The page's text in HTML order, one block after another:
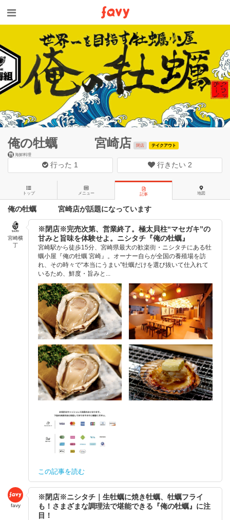
俺の牡蠣 宮崎店 閉店
テイクアウト
海鮮料理
行った 1 行きたい 2
トップ メニュー 記事 地図
俺の牡蠣 宮崎店が話題になっています
宮崎横
丁
※閉店※完売次第、営業終了。極太貝柱“マセガキ”の
甘みと旨味を体験せよ。ニシタチ『俺の牡蠣』
宮崎駅から徒歩15分、宮崎県最大の歓楽街・ニシタチにある牡
蠣小屋『俺の牡蠣 宮崎』。オーナー自らが全国の養殖場を訪
れ、その時々で“本当にうまい”牡蠣だけを選び抜いて仕入れて
いるため、鮮度・旨みと...
この記事を読む
favy
※閉店※ニシタチ｜生牡蠣に焼き牡蠣、牡蠣フライ
も！さまざまな調理法で堪能できる『俺の牡蠣』に注
目！